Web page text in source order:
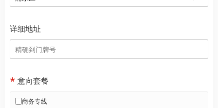
详细地址
意向套餐
商务专线